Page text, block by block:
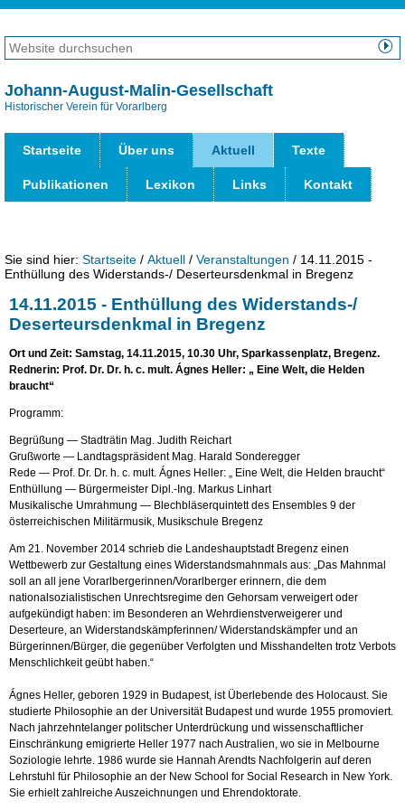
zum
Inhalt
Direkt
zur
Navigation
Website
durchsuchen
Startseite Über uns Aktuell Texte
Publikationen Lexikon Links Kontakt
Johann-August-Malin-Gesellschaft
Historischer Verein für Vorarlberg
Sie sind hier: Startseite /Aktuell /Veranstaltungen / 14.11.2015 -
Enthüllung des Widerstands-/ Deserteursdenkmal in Bregenz
14.11.2015 - Enthüllung des Widerstands-/
Deserteursdenkmal in Bregenz
Ort und Zeit: Samstag, 14.11.2015, 10.30 Uhr, Sparkassenplatz, Bregenz.
Rednerin: Prof. Dr. Dr. h. c. mult. Ágnes Heller: „ Eine Welt, die Helden
braucht“
Programm:
Begrüßung — Stadträtin Mag. Judith Reichart
Grußworte — Landtagspräsident Mag. Harald Sonderegger
Rede — Prof. Dr. Dr. h. c. mult. Ágnes Heller: „ Eine Welt, die Helden braucht“
Enthüllung — Bürgermeister Dipl.-Ing. Markus Linhart
Musikalische Umrahmung — Blechbläserquintett des Ensembles 9 der
österreichischen Militärmusik, Musikschule Bregenz
Am 21. November 2014 schrieb die Landeshauptstadt Bregenz einen
Wettbewerb zur Gestaltung eines Widerstandsmahnmals aus: „Das Mahnmal
soll an all jene Vorarlbergerinnen/Vorarlberger erinnern, die dem
nationalsozialistischen Unrechtsregime den Gehorsam verweigert oder
aufgekündigt haben: im Besonderen an Wehrdienstverweigerer und
Deserteure, an Widerstandskämpferinnen/ Widerstandskämpfer und an
Bürgerinnen/Bürger, die gegenüber Verfolgten und Misshandelten trotz Verbots
Menschlichkeit geübt haben.“
Ágnes Heller, geboren 1929 in Budapest, ist Überlebende des Holocaust. Sie
studierte Philosophie an der Universität Budapest und wurde 1955 promoviert.
Nach jahrzehntelanger politscher Unterdrückung und wissenschaftlicher
Einschränkung emigrierte Heller 1977 nach Australien, wo sie in Melbourne
Soziologie lehrte. 1986 wurde sie Hannah Arendts Nachfolgerin auf deren
Lehrstuhl für Philosophie an der New School for Social Research in New York.
Sie erhielt zahlreiche Auszeichnungen und Ehrendoktorate.